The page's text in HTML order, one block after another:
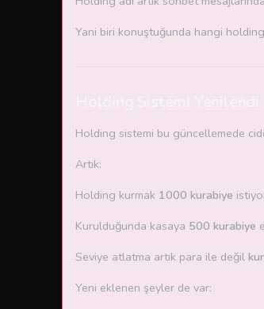
Yani biri konuştuğunda hangi
Holding sistemi bu güncellemede
Artık:
Holding kurmak 1000 kurabiye
Kurulduğunda kasaya 500 kurabiye
Seviye atlatma artık para ile değil
Yeni eklenen şeyler de var: